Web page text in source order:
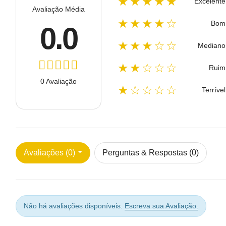
Avaliação Média
0.0
0 Avaliação
★★★★☆ Bom
★★★☆☆ Mediano
★★☆☆☆ Ruim
★☆☆☆☆ Terrível
Avaliações (0) Perguntas & Respostas (0)
Não há avaliações disponíveis. Escreva sua Avaliação.